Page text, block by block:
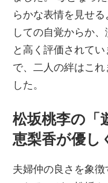
らかな表情を見せ
しての自覚からか
と高く評価されて
で、二人の絆はこ
した。
松坂桃李の「
恵梨香が優し
夫婦仲の良さを象